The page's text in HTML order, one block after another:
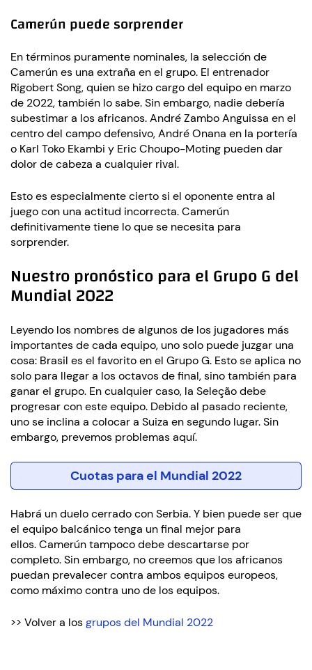
Camerún puede sorprender
En términos puramente nominales, la selección de
Camerún es una extraña en el grupo. El entrenador
Rigobert Song, quien se hizo cargo del equipo en marzo
de 2022, también lo sabe. Sin embargo, nadie debería
subestimar a los africanos. André Zambo Anguissa en el
centro del campo defensivo, André Onana en la portería
o Karl Toko Ekambi y Eric Choupo-Moting pueden dar
dolor de cabeza a cualquier rival.
Esto es especialmente cierto si el oponente entra al
juego con una actitud incorrecta. Camerún
definitivamente tiene lo que se necesita para
sorprender.
Nuestro pronóstico para el Grupo G del
Mundial 2022
Leyendo los nombres de algunos de los jugadores más
importantes de cada equipo, uno solo puede juzgar una
cosa: Brasil es el favorito en el Grupo G. Esto se aplica no
solo para llegar a los octavos de final, sino también para
ganar el grupo. En cualquier caso, la Seleção debe
progresar con este equipo. Debido al pasado reciente,
uno se inclina a colocar a Suiza en segundo lugar. Sin
embargo, prevemos problemas aquí.
Cuotas para el Mundial 2022
Habrá un duelo cerrado con Serbia. Y bien puede ser que
el equipo balcánico tenga un final mejor para
ellos. Camerún tampoco debe descartarse por
completo. Sin embargo, no creemos que los africanos
puedan prevalecer contra ambos equipos europeos,
como máximo contra uno de los equipos.
>> Volver a losgrupos del Mundial 2022